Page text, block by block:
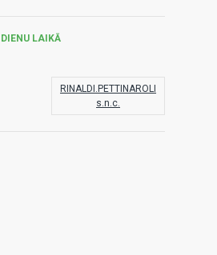
LAIKĀ
RINALDI.PETTINAROLI
s.n.c.